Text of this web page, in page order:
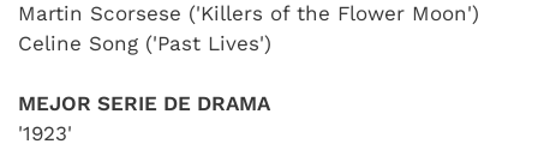
Martin Scorsese ('Killers of the Flower Moon')
Celine Song ('Past Lives')
MEJOR SERIE DE DRAMA
'1923'